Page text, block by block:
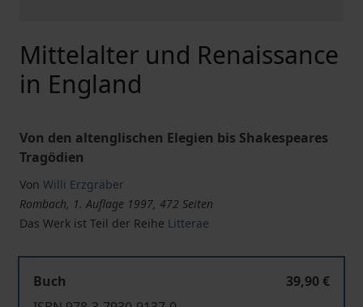
Mittelalter und Renaissance
in England
Von den altenglischen Elegien bis Shakespeares
Tragödien
Von Willi Erzgräber
Rombach, 1. Auflage 1997, 472 Seiten
Das Werk ist Teil der Reihe Litterae
Buch
39,90 €